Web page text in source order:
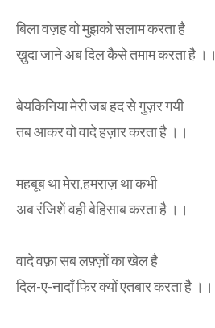
बिला वज़ह वो मुझको सलाम करता है
ख़ुदा जाने अब दिल कैसे तमाम करता है ।।
बेयकिनिया मेरी जब हद से गुज़र गयी
तब आकर वो वादे हज़ार करता है ।।
महबूब था मेरा,हमराज़ था कभी
अब रंजिशें वही बेहिसाब करता है ।।
वादे वफ़ा सब लफ़्ज़ों का खेल है
दिल-ए-नादाँ फिर क्यों एतबार करता है ।।